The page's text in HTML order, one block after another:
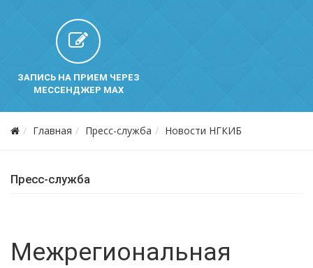
ЗАПИСЬ НА ПРИЕМ ЧЕРЕЗ
МЕССЕНДЖЕР MAX
Главная Пресс-служба Новости НГКИБ
Пресс-служба
Межрегиональная